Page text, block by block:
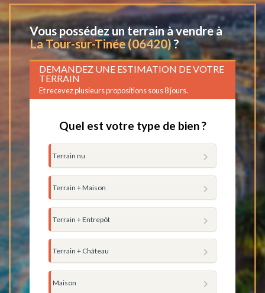
Vous possédez un terrain à vendre à
La Tour-sur-Tinée (06420)?
DEMANDEZ UNE ESTIMATION DE VOTRE
TERRAIN
Et recevez plusieurs propositions sous 8 jours.
Quel est votre type de bien ?
Terrain nu
Terrain + Maison
Terrain + Entrepôt
Terrain + Château
Maison